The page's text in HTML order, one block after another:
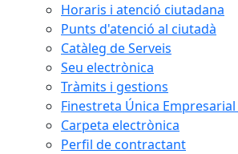
Horaris i atenció ciutadana
Punts d'atenció al ciutadà
Catàleg de Serveis
Seu electrònica
Tràmits i gestions
Finestreta Única Empresarial
Carpeta electrònica
Perfil de contractant